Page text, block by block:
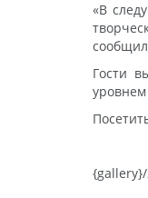
«В
Гости